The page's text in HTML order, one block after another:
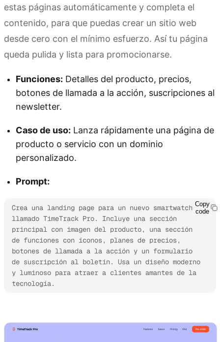
estas páginas automáticamente y completa el
contenido, para que puedas crear un sitio web
desde cero con el mínimo esfuerzo. Así tu página
queda pulida y lista para promocionarse.
Funciones: Detalles del producto, precios,
botones de llamada a la acción, suscripciones al
newsletter.
Caso de uso: Lanza rápidamente una página de
producto o servicio con un dominio
personalizado.
Prompt:
Crea una landing page para un nuevo smartwatch
llamado TimeTrack Pro. Incluye una sección
principal con imagen del producto, una sección
de funciones con íconos, planes de precios,
botones de llamada a la acción y un formulario
de suscripción al boletín. Usa un diseño moderno
y luminoso para atraer a clientes amantes de la
tecnología.
Copy
code